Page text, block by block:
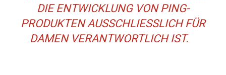
IE ENTWICKLUNG VON PING-P
RODUKTEN AUSSCHLIESSLICH FÜR DA
MEN VERANTWORTLICH IST.